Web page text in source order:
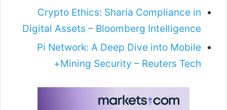
Crypto Ethics: Sharia Compliance in
Digital Assets – Bloomberg Intelligence
Pi Network: A Deep Dive into Mobile
Mining Security – Reuters Tech+